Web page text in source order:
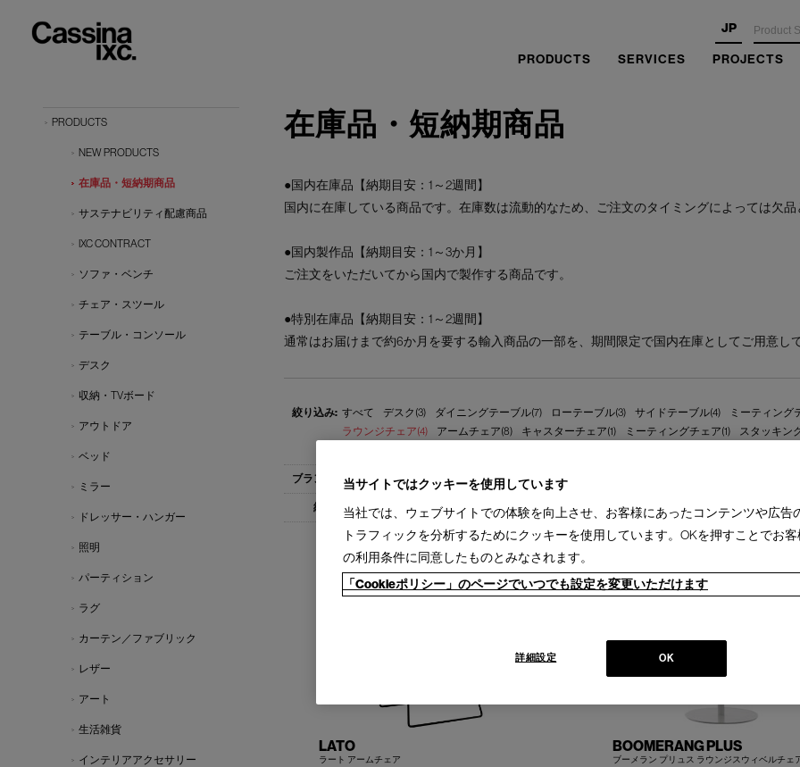
JP
PRODUCTS SERVICES PROJECTS
在庫品・短納期商品
●国内在庫品【納期目安：1～2週間】
国内に在庫している商品です。在庫数は流動的なため、ご注文のタイミングによっては欠
●国内製作品【納期目安：1～3か月】
ご注文をいただいてから国内で製作する商品です。
●特別在庫品【納期目安：1～2週間】
通常はお届けまで約6か月を要する輸入商品の一部を、期間限定で国内在庫としてご用意
すべて デスク(3) ダイニングテーブル(7) ローテーブル(3) サイドテーブル(4)
ミーティング
ラウンジチェア(4)
アームチェア(8) キャスターチェア(1) ミーティングチェア(1)
スタッキン
すべて Cassina(2) IXC(4) PHILIPPE HUREL(8)
すべて 1-3ヵ月［国内製作品］(4)
LATO
ラート アームチェア
BOOMERANG PLUS
ブーメラン プリュス ラウンジスウィベルチェ
PRODUCTS
NEW PRODUCTS
在庫品・短納期商品
サステナビリティ配慮商品
IXC CONTRACT
ソファ・ベンチ
チェア・スツール
テーブル・コンソール
デスク
収納・TVボード
アウトドア
ベッド
ミラー
ドレッサー・ハンガー
照明
パーティション
ラグ
カーテン／ファブリック
レザー
アート
生活雑貨
インテリアアクセサリー
当サイトではクッキーを使用しています
当社では、ウェブサイトでの体験を向上させ、お客様にあったコンテンツや広告
トラフィックを分析するためにクッキーを使用しています。OKを押すことでお
の利用条件に同意したものとみなされます。
「Cookieポリシー」のページでいつでも設定を変更いただけます
OK
詳細設定